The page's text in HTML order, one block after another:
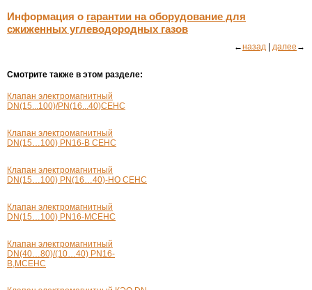
Информация о гарантии на оборудование для
сжиженных углеводородных газов
←назад далее →
Смотрите также в этом разделе:
Клапан электромагнитный
DN(15...100)/PN(16...40)СЕНС
Клапан электромагнитный
DN(15…100) PN16-В СЕНС
Клапан электромагнитный
DN(15…100) PN(16…40)-НО СЕНС
Клапан электромагнитный
DN(15…100) PN16-МСЕНС
Клапан электромагнитный
DN(40…80)/(10…40) PN16-
В,MСЕНС